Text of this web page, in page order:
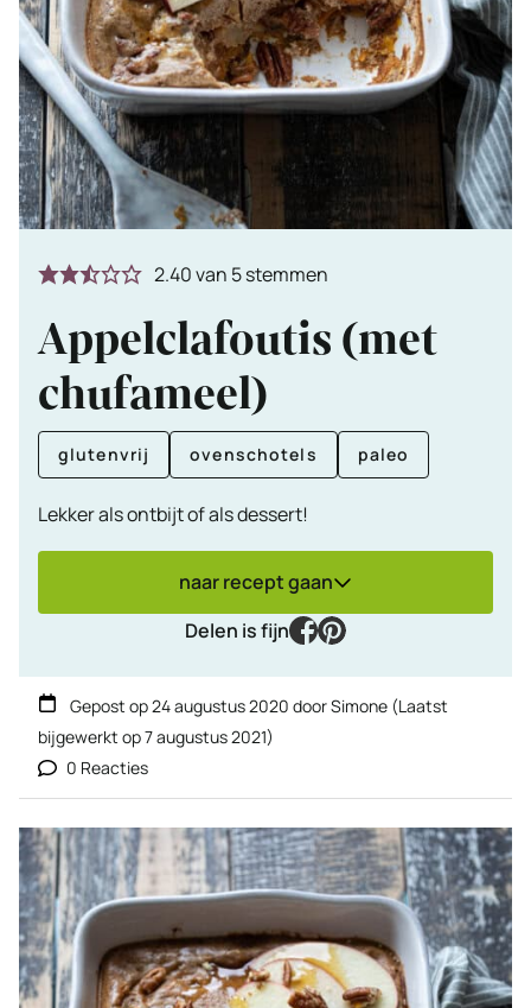
2.40van 5stemmen
Appelclafoutis (met
chufameel)
glutenvrij ovenschotels paleo
Lekker als ontbijt of als dessert!
naar recept gaan
Delen is fijn
facebook
pinterest
Gepost op24 augustus 2020 doorSimone (Laatst
bijgewerkt op7 augustus 2021)
0 Reacties